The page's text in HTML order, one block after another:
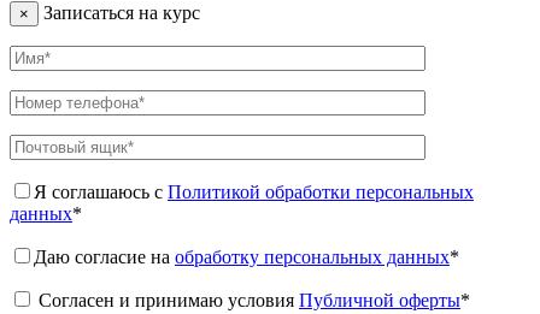
× Записаться на курс
Я соглашаюсь с Политикой обработки персональных
данных*
Даю согласие на обработку персональных данных*
Согласен и принимаю условия Публичной оферты*